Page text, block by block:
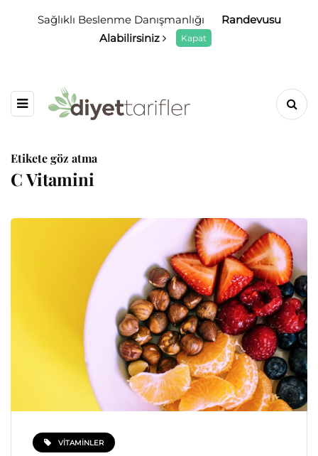
Sağlıklı Beslenme Danışmanlığı
Randevusu
Alabilirsiniz
Kapat
Etikete göz atma
C Vitamini
VITAMINLER